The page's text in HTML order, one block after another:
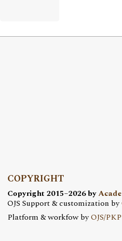
COPYRIGHT
Copyright 2015–2026 by
OJS Support & customization by
Platform & workfow byOJS/PKP